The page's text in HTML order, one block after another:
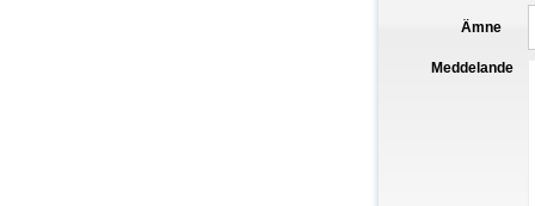
Ämne
Meddelande